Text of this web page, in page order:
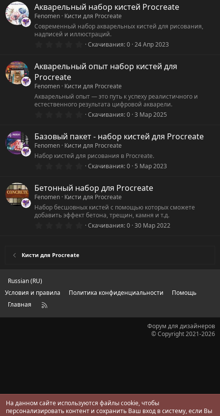
0
з
в
ё
з
Акварельный набор кистей Procreate
Fenomen Кисти для Procreate
Современный набор акварельных кистей для рисования,
надписей и иллюстраций.
0
0
з
ё
з
д
Скачивания 0 24 Апр 2023
Акварельный опыт набор кистей для
Procreate
Fenomen Кисти для Procreate
Акварельный опыт — это путь к успеху реалистичного и
естественного результата цифровой акварели.
0
0
з
в
ё
д
Скачивания 0 3 Мар 2025
Базовый пакет - набор кистей для Procreate
Fenomen Кисти для Procreate
Набор кистей для рисования в Procreate.
0
0
з
в
ё
з
Скачивания 0 5 Мар 2023
Бетонный набор для Procreate
Fenomen Кисти для Procreate
Набор бесшовных кистей с помощью которых сможете
добавить эффект бетона, трещин, камня и т.д.
0Скачивания 0 30 Мар 2022
Кисти для Procreate
Russian (RU)
Условия и правила
Политика конфиденциальности
Помощь
Главная
R
Форум для дизайнеров
© Copyright 2021-2026
На данном сайте используются файлы cookie, чтобы
персонализировать контент и сохранить Ваш вход в систему, если Вы